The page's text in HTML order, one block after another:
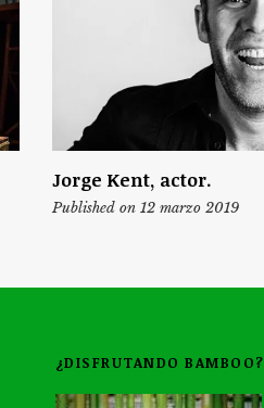
Jorge Kent, actor.
Published on 12 marzo 2019
¿DISFRUTANDO BAMBOO?